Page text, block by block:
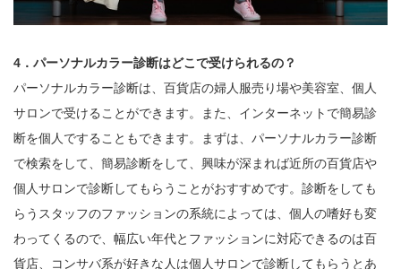
4．パーソナルカラー診断はどこで受けられるの？
パーソナルカラー診断は、百貨店の婦人服売り場や美容室、個人
サロンで受けることができます。また、インターネットで簡易診
断を個人ですることもできます。まずは、パーソナルカラー診断
で検索をして、簡易診断をして、興味が深まれば近所の百貨店や
個人サロンで診断してもらうことがおすすめです。診断をしても
らうスタッフのファッションの系統によっては、個人の嗜好も変
わってくるので、幅広い年代とファッションに対応できるのは百
貨店、コンサバ系が好きな人は個人サロンで診断してもらうとあ